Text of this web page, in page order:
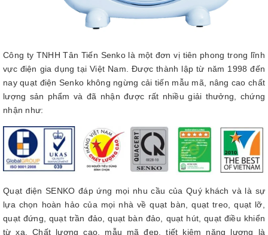
Công ty TNHH Tân Tiến Senko là một đơn vị tiên phong trong lĩnh
vực điện gia dụng tại Việt Nam. Được thành lập từ năm 1998 đến
nay quạt điện Senko không ngừng cải tiến mẫu mã, nâng cao chất
lượng sản phẩm và đã nhận được rất nhiều giải thưởng, chứng
nhận như:
Quạt điện SENKO đáp ứng mọi nhu cầu của Quý khách và là sự
lựa chọn hoàn hảo của mọi nhà về quạt bàn, quạt treo, quạt lỡ,
quạt đứng, quạt trần đảo, quạt bàn đảo, quạt hút, quạt điều khiển
từ xa. Chất lượng cao, mẫu mã đẹp, tiết kiệm năng lượng là